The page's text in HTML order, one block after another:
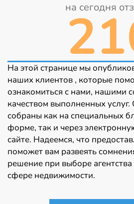
на сегодня
На этой странице мы
наших клиентов , которые
ознакомиться с нами, нашими
качеством выполненных
собраны как на специальных
форме, так и через
сайте. Надеемся, что
поможет вам развеять
решение при выборе
сфере недвижимости.